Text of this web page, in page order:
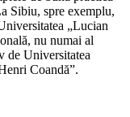
Sibiu, spre exemplu,
„Lucian
nu numai al
de Universitatea
Coandă”.